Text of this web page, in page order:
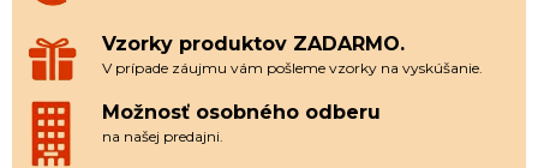
Vzorky produktov ZADARMO.
V prípade záujmu vám pošleme vzorky na vyskúšanie.
Možnosť osobného odberu
na našej predajni.